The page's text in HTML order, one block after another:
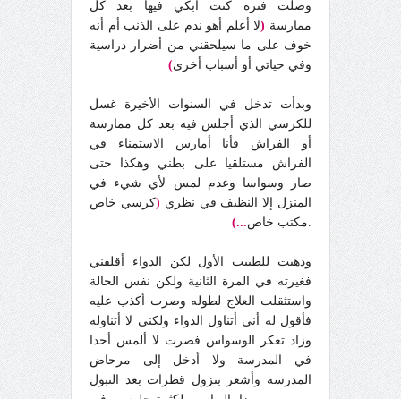
وصلت فترة كنت أبكي فيها بعد كل
ممارسة (لا أعلم أهو ندم على الذنب أم أنه
خوف على ما سيلحقني من أضرار دراسية
وفي حياتي أو أسباب أخرى)
وبدأت تدخل في السنوات الأخيرة غسل
للكرسي الذي أجلس فيه بعد كل ممارسة
أو الفراش فأنا أمارس الاستمناء في
الفراش مستلقيا على بطني وهكذا حتى
صار وسواسا وعدم لمس لأي شيء في
المنزل إلا النظيف في نظري (كرسي خاص
.مكتب خاص...)
وذهبت للطبيب الأول لكن الدواء أقلقني
فغيرته في المرة الثانية ولكن نفس الحالة
واستثقلت العلاج لطوله وصرت أكذب عليه
فأقول له أني أتناول الدواء ولكني لا أتناوله
وزاد تعكر الوسواس فصرت لا ألمس أحدا
في المدرسة ولا أدخل إلى مرحاض
المدرسة وأشعر بنزول قطرات بعد التبول